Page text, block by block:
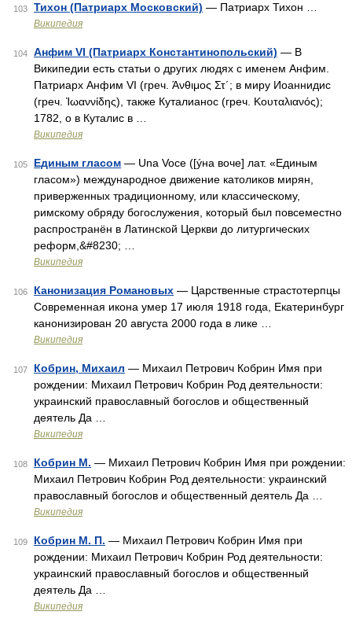
103 Тихон (Патриарх Московский) — Патриарх Тихон …
Википедия
104 Анфим VI (Патриарх Константинопольский) — В
Википедии есть статьи о других людях с именем Анфим.
Патриарх Анфим VI (греч. Άνθιμος Στ´; в миру Иоаннидис
(греч. Ἰωαννίδης), также Куталианос (греч. Κουταλιανός);
1782, о в Куталис в …
Википедия
105 Единым гласом — Una Voce ([ýна воче] лат. «Единым
гласом») международное движение католиков мирян,
приверженных традиционному, или классическому,
римскому обряду богослужения, который был повсеместно
распространён в Латинской Церкви до литургических
реформ,&#8230; …
Википедия
106 Канонизация Романовых — Царственные страстотерпцы
Современная икона умер 17 июля 1918 года, Екатеринбург
канонизирован 20 августа 2000 года в лике …
Википедия
107 Кобрин, Михаил — Михаил Петрович Кобрин Имя при
рождении: Михаил Петрович Кобрин Род деятельности:
украинский православный богослов и общественный
деятель Да …
Википедия
108 Кобрин М. — Михаил Петрович Кобрин Имя при рождении:
Михаил Петрович Кобрин Род деятельности: украинский
православный богослов и общественный деятель Да …
Википедия
109 Кобрин М. П. — Михаил Петрович Кобрин Имя при
рождении: Михаил Петрович Кобрин Род деятельности:
украинский православный богослов и общественный
деятель Да …
Википедия